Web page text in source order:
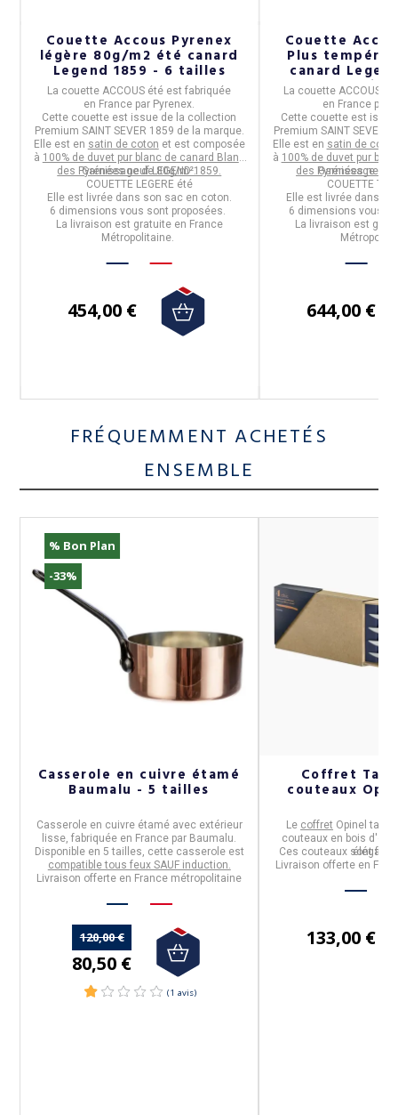
Couette Accous Pyrenex
légère 80g/m2 été canard
Legend 1859 - 6 tailles
La couette ACCOUS été est fabriquée
en France par Pyrenex.
Cette couette est issue de la collection
Premium SAINT SEVER 1859 de la marque.
Elle est en satin de coton et est composée
à 100% de duvet pur blanc de canard Blanc
des Pyrénées neuf LEGEND 1859.
Garnissage de 80g/m².
COUETTE LEGERE été
Elle est livrée dans son sac en coton.
6 dimensions vous sont proposées.
La livraison est gratuite en France
Métropolitaine.
454,00 €
Couette
Plus
canard
La couette ACCOUS
en France par
Cette couette est
Premium SAINT SEVER
Elle est en satin de coton
à 100% de duvet pur
des Pyrénées neuf
Garnissage de
COUETTE
Elle est livrée dans
6 dimensions vous
La livraison est
644,00 €
FRÉQUEMMENT ACHETÉS
ENSEMBLE
% Bon Plan
-33%
Casserole en cuivre étamé
Baumalu - 5 tailles
Casserole en cuivre étamé avec extérieur
lisse , fabriquée en France par Baumalu.
Disponible en 5 tailles , cette casserole est
compatible tous feux SAUF induction.
Livraison offerte en France métropolitaine
120,00 €
80,50 €
Coffret
couteaux
Le coffret Opinel table
couteaux en bois
Ces couteaux sont
Livraison offerte en
133,00 €